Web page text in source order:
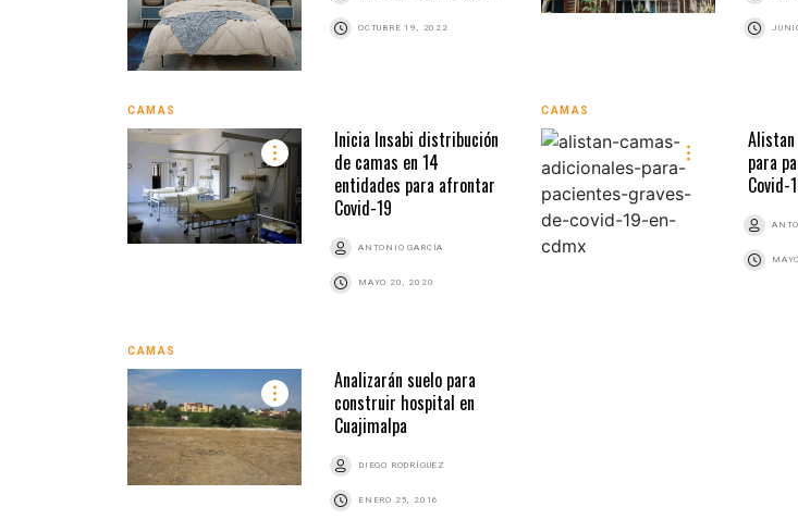
OCTUBRE 19, 2022
CAMAS
Inicia Insabi distribución
de camas en 14
entidades para afrontar
Covid-19
ANTONIO GARCÍA
MAYO 20, 2020
CAMAS
para
Covid-
CAMAS
Analizarán suelo para
construir hospital en
Cuajimalpa
DIEGO RODRÍGUEZ
ENERO 25, 2016